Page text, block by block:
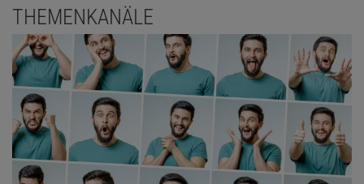
THEMENKANÄLE